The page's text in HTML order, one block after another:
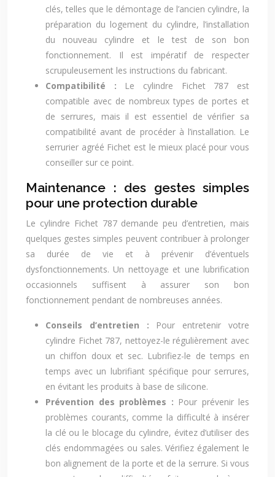
clés, telles que le démontage de l’ancien cylindre, la
préparation du logement du cylindre, l’installation
du nouveau cylindre et le test de son bon
fonctionnement. Il est impératif de respecter
scrupuleusement les instructions du fabricant.
Compatibilité : Le cylindre Fichet 787 est
compatible avec de nombreux types de portes et
de serrures, mais il est essentiel de vérifier sa
compatibilité avant de procéder à l’installation. Le
serrurier agréé Fichet est le mieux placé pour vous
conseiller sur ce point.
Maintenance : des gestes simples
pour une protection durable
Le cylindre Fichet 787 demande peu d’entretien, mais
quelques gestes simples peuvent contribuer à prolonger
sa durée de vie et à prévenir d’éventuels
dysfonctionnements. Un nettoyage et une lubrification
occasionnels suffisent à assurer son bon
fonctionnement pendant de nombreuses années.
Conseils d’entretien : Pour entretenir votre
cylindre Fichet 787, nettoyez-le régulièrement avec
un chiffon doux et sec. Lubrifiez-le de temps en
temps avec un lubrifiant spécifique pour serrures,
en évitant les produits à base de silicone.
Prévention des problèmes : Pour prévenir les
problèmes courants, comme la difficulté à insérer
la clé ou le blocage du cylindre, évitez d’utiliser des
clés endommagées ou sales. Vérifiez également le
bon alignement de la porte et de la serrure. Si vous